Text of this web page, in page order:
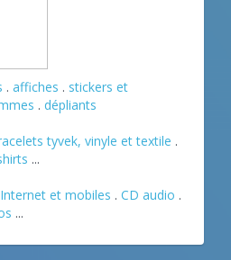
. affiches . stickers et
. dépliants
tyvek, vinyle et textile .
...
et mobiles . CD audio .
...